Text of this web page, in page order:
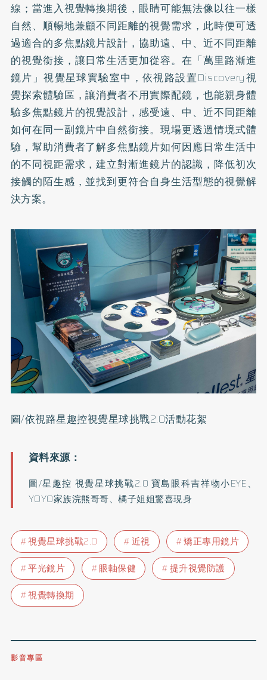
線；當進入視覺轉換期後，眼睛可能無法像以往一樣
自然、順暢地兼顧不同距離的視覺需求，此時便可透
過適合的多焦點鏡片設計，協助遠、中、近不同距離
的視覺銜接，讓日常生活更加從容。在「萬里路漸進
鏡片」視覺星球實驗室中，依視路設置Discovery視
覺探索體驗區，讓消費者不用實際配鏡，也能親身體
驗多焦點鏡片的視覺設計，感受遠、中、近不同距離
如何在同一副鏡片中自然銜接。現場更透過情境式體
驗，幫助消費者了解多焦點鏡片如何因應日常生活中
的不同視距需求，建立對漸進鏡片的認識，降低初次
接觸的陌生感，並找到更符合自身生活型態的視覺解
決方案。
圖/依視路星趣控視覺星球挑戰2.0活動花絮
圖/星趣控 視覺星球挑戰2.0 寶島眼科吉祥物小EYE、
YOYO家族浣熊哥哥、橘子姐姐驚喜現身
視覺星球挑戰2.0 近視
矯正專用鏡片
平光鏡片
眼軸保健
提升視覺防護
視覺轉換期
影音專區